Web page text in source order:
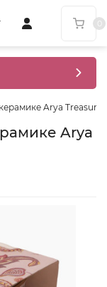
Arya
Arya